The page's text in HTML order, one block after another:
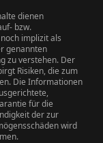
dienen
bzw.
implizit als
genannten
zu verstehen. Der
Risiken, die zum
Die Informationen
für die
der zur
wird